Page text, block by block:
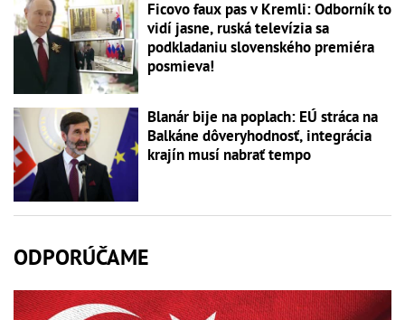
Ficovo faux pas v Kremli: Odborník to
vidí jasne, ruská televízia sa
podkladaniu slovenského premiéra
posmieva!
Blanár bije na poplach: EÚ stráca na
Balkáne dôveryhodnosť, integrácia
krajín musí nabrať tempo
ODPORÚČAME